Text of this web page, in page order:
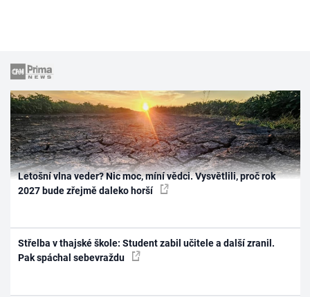
Letošní vlna veder? Nic moc, míní vědci. Vysvětlili, proč rok
2027 bude zřejmě daleko horší
Střelba v thajské škole: Student zabil učitele a další zranil.
Pak spáchal sebevraždu